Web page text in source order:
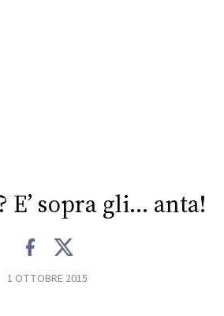
E’ sopra gli… anta!
1 OTTOBRE 2015